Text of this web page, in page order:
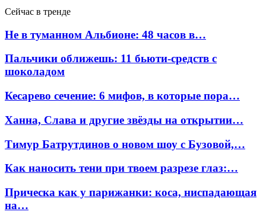
Сейчас в тренде
Не в туманном Альбионе: 48 часов в…
Пальчики оближешь: 11 бьюти-средств с
шоколадом
Кесарево сечение: 6 мифов, в которые пора…
Ханна, Слава и другие звёзды на открытии…
Тимур Батрутдинов о новом шоу с Бузовой,…
Как наносить тени при твоем разрезе глаз:…
Прическа как у парижанки: коса, ниспадающая
на…